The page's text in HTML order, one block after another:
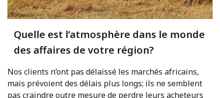
Quelle est l’atmosphère dans le monde
des affaires de votre région?
Nos clients n’ont pas délaissé les marchés africains,
mais prévoient des délais plus longs; ils ne semblent
pas craindre outre mesure de perdre leurs acheteurs